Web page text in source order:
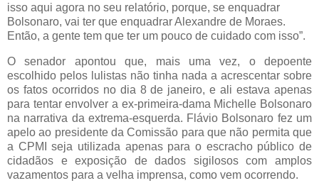
isso aqui agora no seu relatório, porque, se enquadrar
Bolsonaro, vai ter que enquadrar Alexandre de Moraes.
Então, a gente tem que ter um pouco de cuidado com isso”.
O senador apontou que, mais uma vez, o depoente
escolhido pelos lulistas não tinha nada a acrescentar sobre
os fatos ocorridos no dia 8 de janeiro, e ali estava apenas
para tentar envolver a ex-primeira-dama Michelle Bolsonaro
na narrativa da extrema-esquerda. Flávio Bolsonaro fez um
apelo ao presidente da Comissão para que não permita que
a CPMI seja utilizada apenas para o escracho público de
cidadãos e exposição de dados sigilosos com amplos
vazamentos para a velha imprensa, como vem ocorrendo.